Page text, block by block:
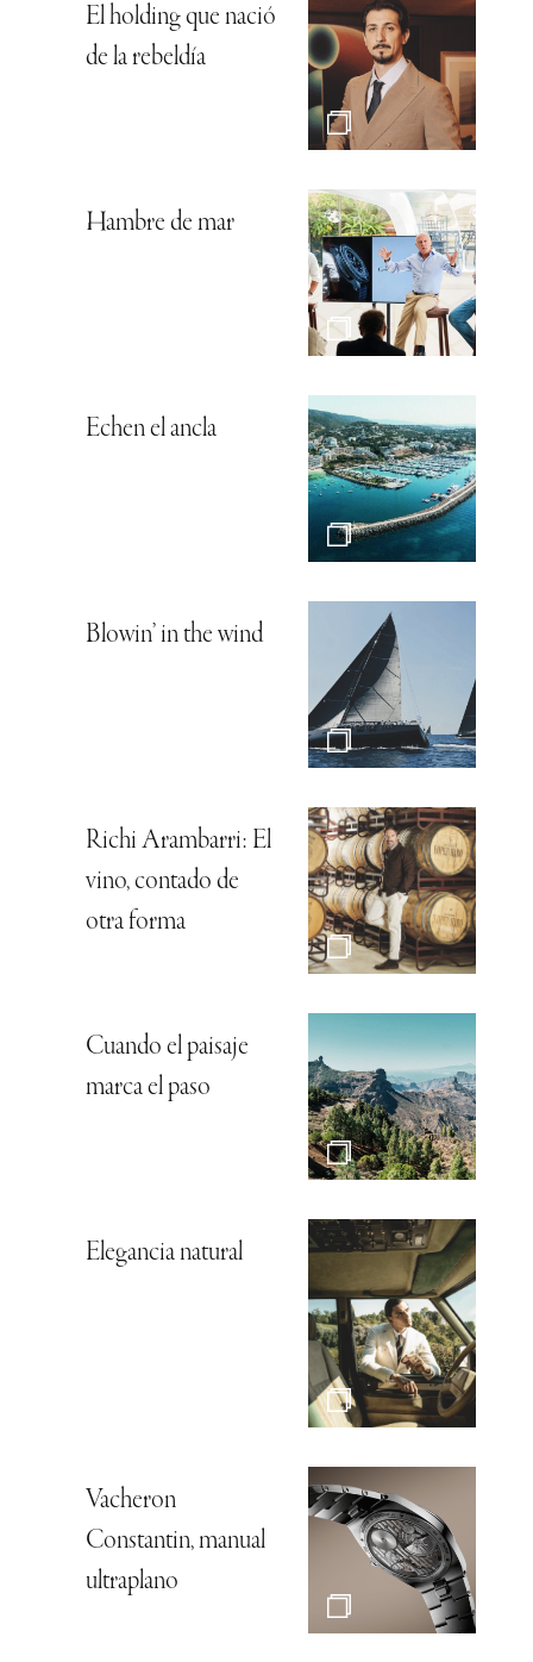
El holding que nació
de la rebeldía
Hambre de mar
Echen el ancla
Blowin’ in the wind
Richi Arambarri: El
vino, contado de
otra forma
Cuando el paisaje
marca el paso
Elegancia natural
Vacheron
Constantin, manual
ultraplano